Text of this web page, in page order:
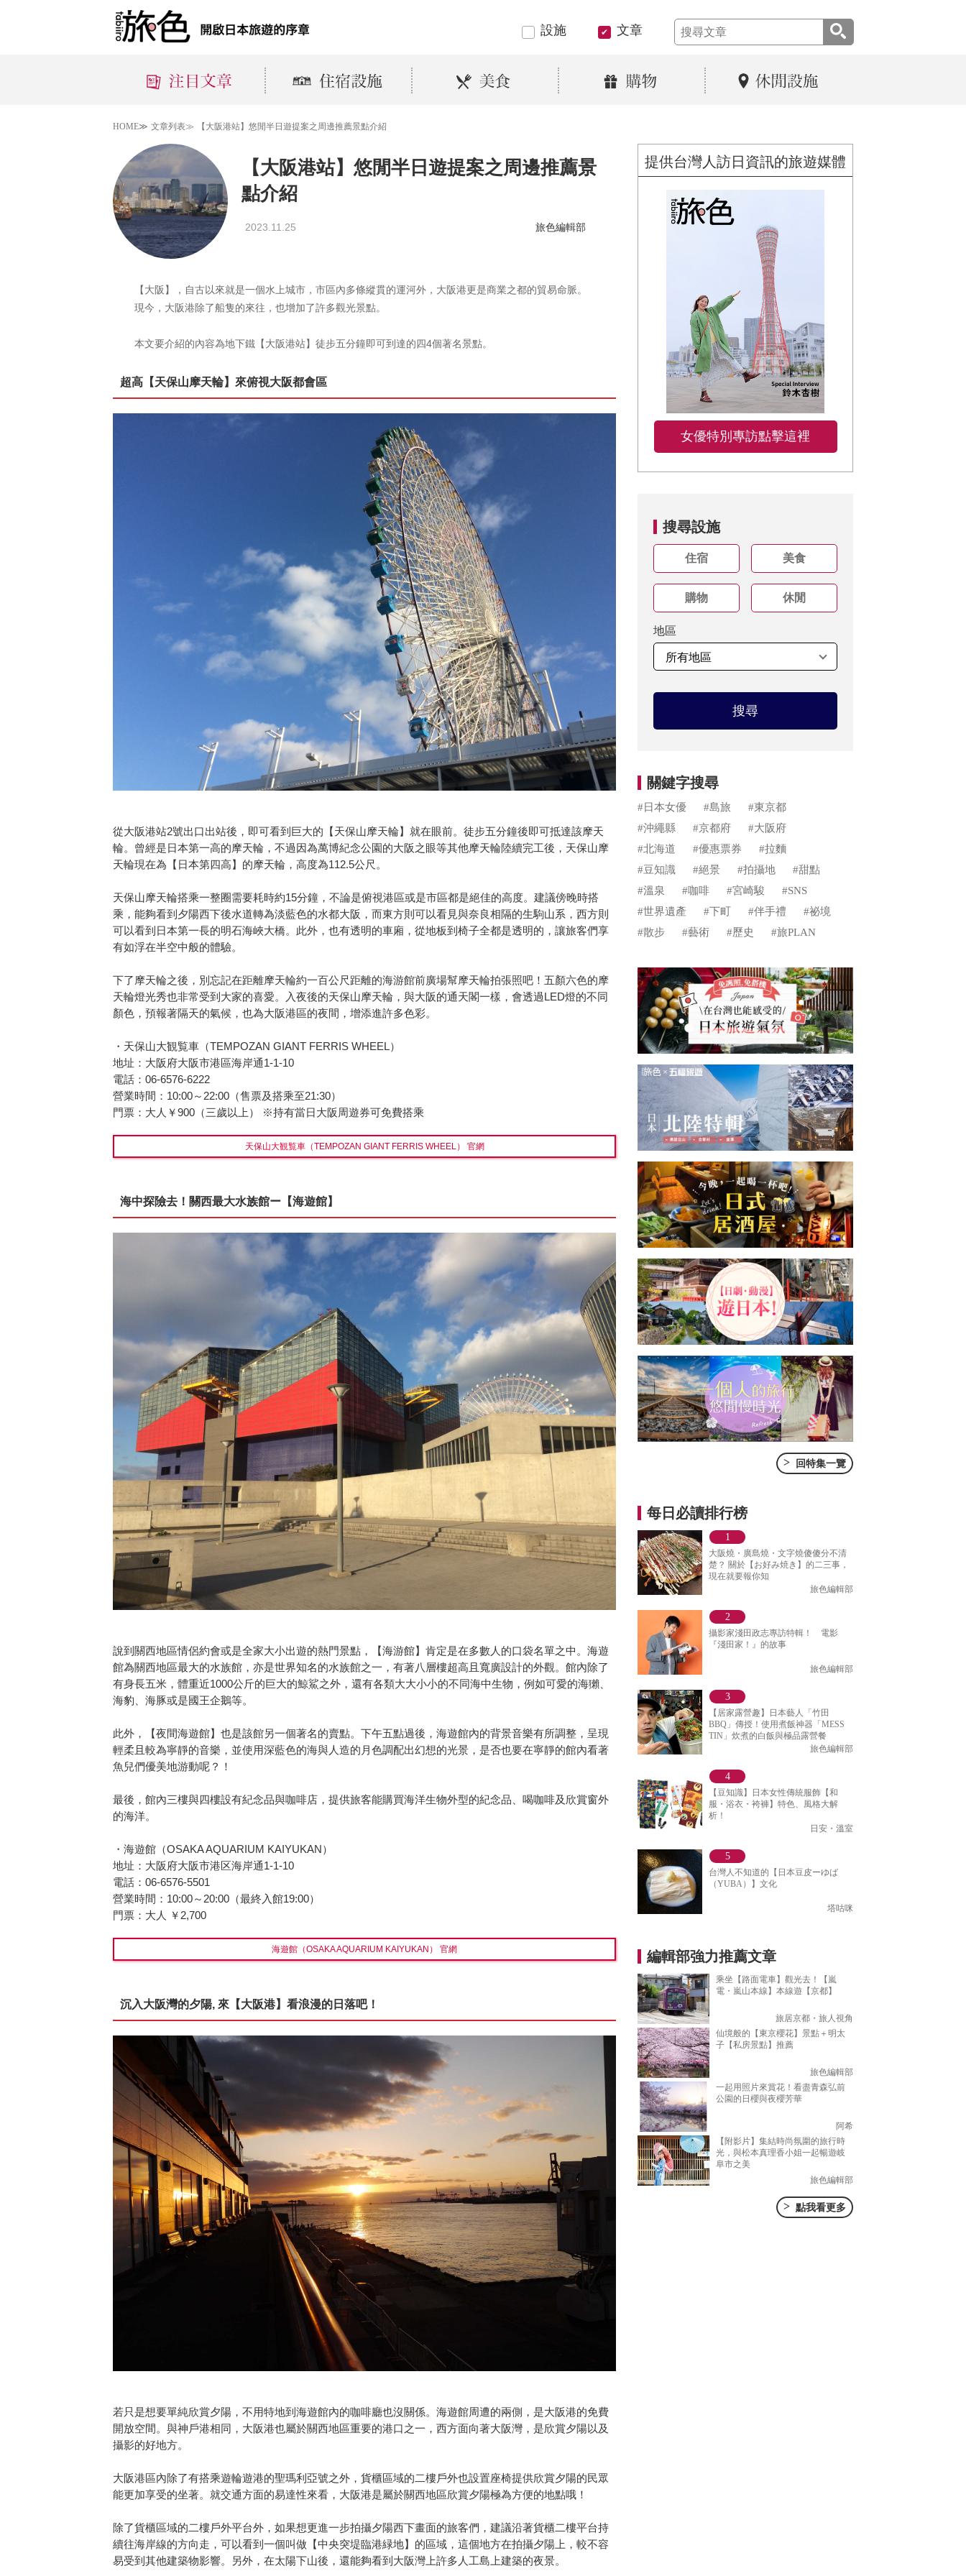
設施 文章
HOME≫ 文章列表≫ 【大阪港站】悠閒半日遊提案之周邊推薦景點介紹
【大阪港站】悠閒半日遊提案之周邊推薦景
點介紹
2023.11.25 旅色編輯部
【大阪】，自古以來就是一個水上城市，市區內多條縱貫的運河外，大阪港更是商業之都的貿易命脈。
現今，大阪港除了船隻的來往，也增加了許多觀光景點。
本文要介紹的內容為地下鐵【大阪港站】徒步五分鐘即可到達的四4個著名景點。
超高【天保山摩天輪】來俯視大阪都會區
從大阪港站2號出口出站後，即可看到巨大的【天保山摩天輪】就在眼前。徒步五分鐘後即可抵達該摩天
輪。曾經是日本第一高的摩天輪，不過因為萬博紀念公園的大阪之眼等其他摩天輪陸續完工後，天保山摩
天輪現在為【日本第四高】的摩天輪，高度為112.5公尺。
天保山摩天輪搭乘一整圈需要耗時約15分鐘，不論是俯視港區或是市區都是絕佳的高度。建議傍晚時搭
乘，能夠看到夕陽西下後水道轉為淡藍色的水都大阪，而東方則可以看見與奈良相隔的生駒山系，西方則
可以看到日本第一長的明石海峽大橋。此外，也有透明的車廂，從地板到椅子全都是透明的，讓旅客們享
有如浮在半空中般的體驗。
下了摩天輪之後，別忘記在距離摩天輪約一百公尺距離的海游館前廣場幫摩天輪拍張照吧！五顏六色的摩
天輪燈光秀也非常受到大家的喜愛。入夜後的天保山摩天輪，與大阪的通天閣一樣，會透過LED燈的不同
顏色，預報著隔天的氣候，也為大阪港區的夜間，增添進許多色彩。
・天保山大観覧車（TEMPOZAN GIANT FERRIS WHEEL）
地址：大阪府大阪市港區海岸通1-1-10
電話：06-6576-6222
營業時間：10:00～22:00（售票及搭乘至21:30）
門票：大人￥900（三歲以上） ※持有當日大阪周遊券可免費搭乘
天保山大観覧車（TEMPOZAN GIANT FERRIS WHEEL） 官網
海中探險去！關西最大水族館ー【海遊館】
說到關西地區情侶約會或是全家大小出遊的熱門景點，【海游館】肯定是在多數人的口袋名單之中。海遊
館為關西地區最大的水族館，亦是世界知名的水族館之一，有著八層樓超高且寬廣設計的外觀。館內除了
有身長五米，體重近1000公斤的巨大的鯨鯊之外，還有各類大大小小的不同海中生物，例如可愛的海獺、
海豹、海豚或是國王企鵝等。
此外，【夜間海遊館】也是該館另一個著名的賣點。下午五點過後，海遊館內的背景音樂有所調整，呈現
輕柔且較為寧靜的音樂，並使用深藍色的海與人造的月色調配出幻想的光景，是否也要在寧靜的館內看著
魚兒們優美地游動呢？！
最後，館內三樓與四樓設有紀念品與咖啡店，提供旅客能購買海洋生物外型的紀念品、喝咖啡及欣賞窗外
的海洋。
・海遊館（OSAKA AQUARIUM KAIYUKAN）
地址：大阪府大阪市港区海岸通1-1-10
電話：06-6576-5501
營業時間：10:00～20:00（最終入館19:00）
門票：大人 ￥2,700
海遊館（OSAKA AQUARIUM KAIYUKAN） 官網
沉入大阪灣的夕陽, 來【大阪港】看浪漫的日落吧！
若只是想要單純欣賞夕陽，不用特地到海遊館內的咖啡廳也沒關係。海遊館周遭的兩側，是大阪港的免費
開放空間。與神戶港相同，大阪港也屬於關西地區重要的港口之一，西方面向著大阪灣，是欣賞夕陽以及
攝影的好地方。
大阪港區內除了有搭乘遊輪遊港的聖瑪利亞號之外，貨櫃區域的二樓戶外也設置座椅提供欣賞夕陽的民眾
能更加享受的坐著。就交通方面的易達性來看，大阪港是屬於關西地區欣賞夕陽極為方便的地點哦！
除了貨櫃區域的二樓戶外平台外，如果想更進一步拍攝夕陽西下畫面的旅客們，建議沿著貨櫃二樓平台持
續往海岸線的方向走，可以看到一個叫做【中央突堤臨港緑地】的區域，這個地方在拍攝夕陽上，較不容
易受到其他建築物影響。另外，在太陽下山後，還能夠看到大阪灣上許多人工島上建築的夜景。
提供台灣人訪日資訊的旅遊媒體
女優特別專訪點擊這裡
搜尋設施
住宿 美食
購物 休閒
地區
搜尋
關鍵字搜尋
#日本女優 #島旅
#東京都
#沖繩縣
#京都府
#大阪府
#北海道
#優惠票券
#拉麵
#豆知識
#絕景 #拍攝地
#甜點
#溫泉
#咖啡 #宮崎駿
#SNS
#世界遺產
#下町 #伴手禮
#祕境
#散步
#藝術 #歷史 #旅PLAN
> 回特集一覽
每日必讀排行榜
大阪燒・廣島燒・文字燒傻傻分不清
楚？ 關於【お好み焼き】的二三事，
現在就要報你知
旅色編輯部
攝影家淺田政志專訪特輯！ 電影
『淺田家！』的故事
旅色編輯部
【居家露營趣】日本藝人「竹田
BBQ」傳授！使用煮飯神器「MESS
TIN」炊煮的白飯與極品露營餐
旅色編輯部
【豆知識】日本女性傳統服飾【和
服・浴衣・袴褲】特色、風格大解
析！
日安・溫室
台灣人不知道的【日本豆皮ーゆば
（YUBA）】文化
塔咕咪
編輯部強力推薦文章
乘坐【路面電車】觀光去！【嵐
電・嵐山本線】本線遊【京都】
旅居京都・旅人視角
仙境般的【東京櫻花】景點＋明太
子【私房景點】推薦
旅色編輯部
一起用照片來賞花！看盡青森弘前
公園的日櫻與夜櫻芳華
阿希
【附影片】集結時尚氛圍的旅行時
光，與松本真理香小姐一起暢遊岐
阜市之美
旅色編輯部
> 點我看更多